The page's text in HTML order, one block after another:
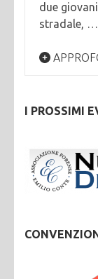
due
stradale, …
I PROSSIMI